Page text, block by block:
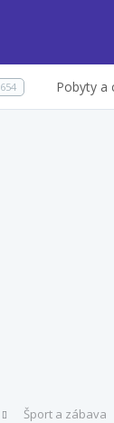
654 Pobyty a
Šport a zábava